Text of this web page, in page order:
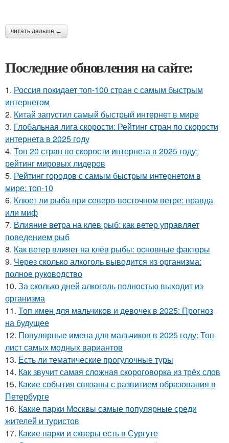
читать дальше →
Последние обновления на сайте:
1. Россия покидает топ-100 стран с самым быстрым
интернетом
2. Китай запустил самый быстрый интернет в мире
3. Глобальная лига скорости: Рейтинг стран по скорости
интернета в 2025 году
4. Топ 20 стран по скорости интернета в 2025 году:
рейтинг мировых лидеров
5. Рейтинг городов с самым быстрым интернетом в
мире: топ-10
6. Клюет ли рыба при северо-восточном ветре: правда
или миф
7. Влияние ветра на клев рыб: как ветер управляет
поведением рыб
8. Как ветер влияет на клёв рыбы: основные факторы
9. Через сколько алкоголь выводится из организма:
полное руководство
10. За сколько дней алкоголь полностью выходит из
организма
11. Топ имен для мальчиков и девочек в 2025: Прогноз
на будущее
12. Популярные имена для мальчиков в 2025 году: Топ-
лист самых модных вариантов
13. Есть ли тематические прогулочные туры
14. Как звучит самая сложная скороговорка из трёх слов
15. Какие события связаны с развитием образования в
Петербурге
16. Какие парки Москвы самые популярные среди
жителей и туристов
17. Какие парки и скверы есть в Сургуте